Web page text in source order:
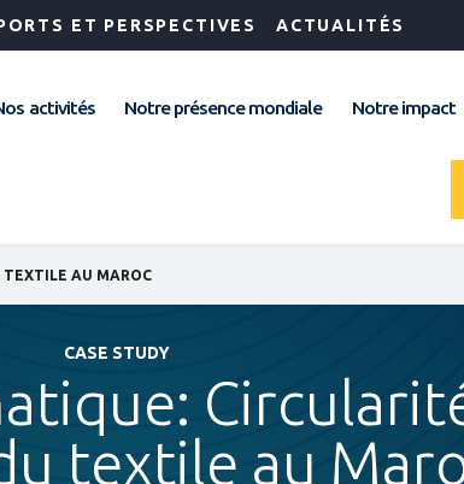
ET PERSPECTIVES ACTUALITÉS
activités Notre présence mondiale Notre impact
TEXTILE AU MAROC
CASE STUDY
textile au